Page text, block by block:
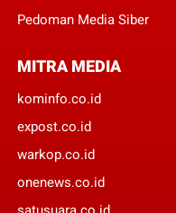
Pedoman Media Siber
MITRA MEDIA
kominfo.co.id
expost.co.id
warkop.co.id
onenews.co.id